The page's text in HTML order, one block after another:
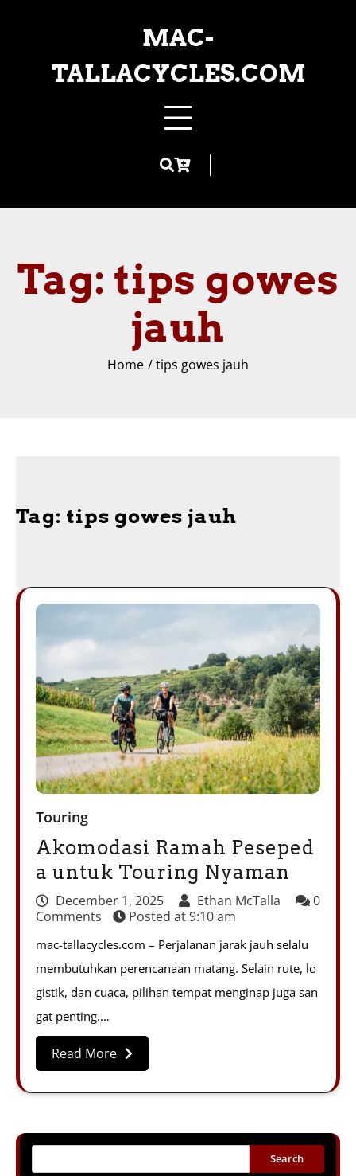
MAC-
TALLACYCLES.COM
Tag: tips gowes
jauh
Home tips gowes jauh
Tag: tips gowes jauh
Touring
Akomodasi Ramah Peseped
a untuk Touring Nyaman
December 1, 2025 Ethan McTalla
0
Comments
Posted at9:10 am
mac-tallacycles.com – Perjalanan jarak jauh selalu
membutuhkan perencanaan matang. Selain rute, lo
gistik, dan cuaca, pilihan tempat menginap juga san
gat penting.…
Read More
Search